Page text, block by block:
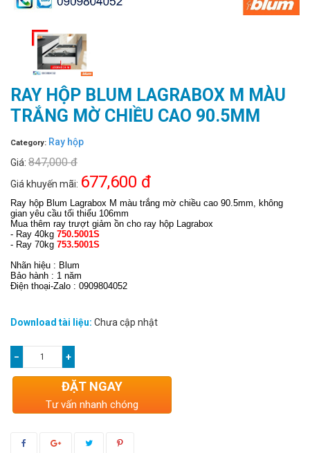
RAY HỘP BLUM LAGRABOX M MÀU
TRẮNG MỜ CHIỀU CAO 90.5MM
Category: Ray hộp
Giá: 847,000 đ
Giá khuyến mãi: 677,600 đ
Ray hộp Blum Lagrabox M màu trắng mờ chiều cao 90.5mm, không
gian yêu cầu tối thiểu 106mm
Mua thêm ray trượt giảm ồn cho ray hộp Lagrabox
- Ray 40kg 750.5001S
- Ray 70kg 753.5001S
Nhãn hiệu : Blum
Bảo hành : 1 năm
Điện thoại-Zalo : 0909804052
Download tài liệu: Chưa cập nhật
− +
ĐẶT NGAY
Tư vấn nhanh chóng